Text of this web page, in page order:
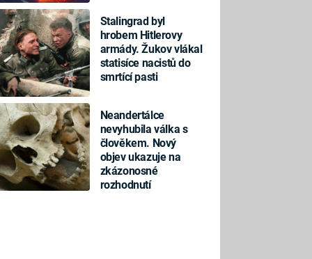
Stalingrad byl
hrobem Hitlerovy
armády. Žukov vlákal
statisíce nacistů do
smrtící pasti
Neandertálce
nevyhubila válka s
člověkem. Nový
objev ukazuje na
zkázonosné
rozhodnutí